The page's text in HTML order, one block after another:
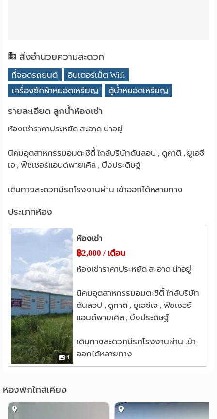
สิ่งอำนวยความสะดวก
ที่จอดรถยนต์
อินเตอร์เน็ต Wifi
เครื่องซักผ้าหยอดเหรียญ
ตู้น้ำหยอดเหรียญ
รายละเอียด ลูกน้ำห้องเช่า
ห้องเช่าราคาประหยัด สะอาด น่าอยู่
นิคมอุตสาหกรรมอมตะซิตี้ ใกล้บริษัทดันลอป , ดูคาติ , ยูเอซี
เจ , ฟิชเชอร์แอนด์พายเคิล , บึงประดิษฐ์
เดินทางสะดวกมีรถโรงงานผ่าน เข้าออกได้หลายทาง
ประเภทห้อง
4
ห้องเช่า
฿2,000 / เดือน
ห้องเช่าราคาประหยัด สะอาด น่าอยู่
นิคมอุตสาหกรรมอมตะซิตี้ ใกล้บริษัท
ดันลอป , ดูคาติ , ยูเอซีเจ , ฟิชเชอร์
แอนด์พายเคิล , บึงประดิษฐ์
เดินทางสะดวกมีรถโรงงานผ่าน เข้า
ออกได้หลายทาง
ห้องพักใกล้เคียง